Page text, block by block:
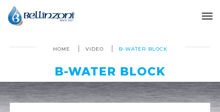
HOME VIDEO B-WATER BLOCK
B-WATER BLOCK